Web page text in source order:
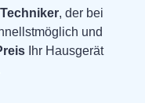
, der bei
und
Ihr Hausgerät